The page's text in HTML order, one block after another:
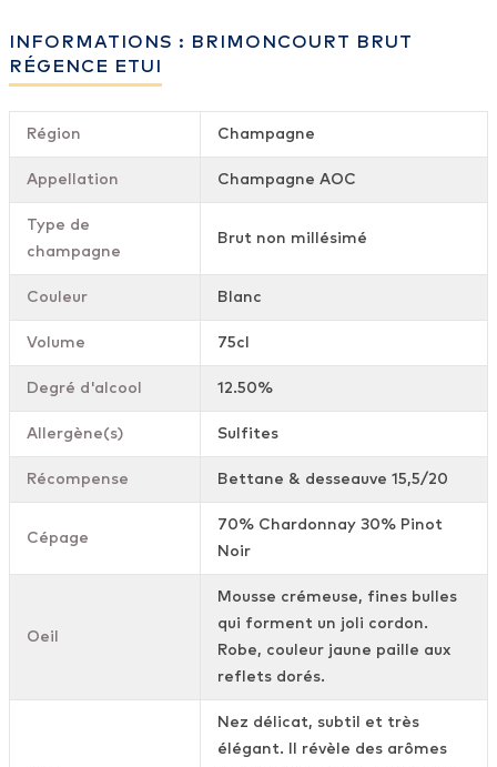
INFORMATIONS : BRIMONCOURT BRUT
RÉGENCE ETUI
Région Champagne
Appellation Champagne AOC
Type de
champagne
Brut non millésimé
Couleur Blanc
Volume 75cl
Degré d'alcool 12.50%
Allergène(s) Sulfites
Récompense Bettane & desseauve 15,5/20
Cépage
70% Chardonnay 30% Pinot
Noir
Oeil
Mousse crémeuse, fines bulles
qui forment un joli cordon.
Robe, couleur jaune paille aux
reflets dorés.
Nez délicat, subtil et très
élégant. Il révèle des arômes